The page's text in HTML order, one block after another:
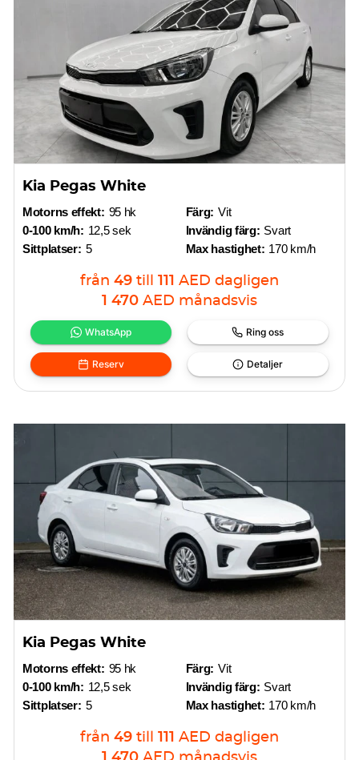
Kia Pegas White
Motorns effekt: 95 hk
0-100 km/h: 12,5 sek
Sittplatser: 5
Färg: Vit
Invändig färg: Svart
Max hastighet: 170 km/h
från 49 till 111 AED dagligen
1 470 AED månadsvis
WhatsApp Ring oss
Reserv Detaljer
Kia Pegas White
Motorns effekt: 95 hk
0-100 km/h: 12,5 sek
Sittplatser: 5
Färg: Vit
Invändig färg: Svart
Max hastighet: 170 km/h
från 49 till 111 AED dagligen